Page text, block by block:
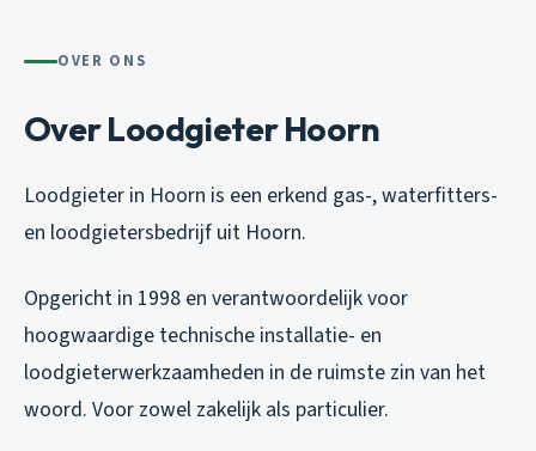
OVER ONS
Over Loodgieter Hoorn
Loodgieter in Hoorn is een erkend gas-, waterfitters-
en loodgietersbedrijf uit Hoorn.
Opgericht in 1998 en verantwoordelijk voor
hoogwaardige technische installatie- en
loodgieterwerkzaamheden in de ruimste zin van het
woord. Voor zowel zakelijk als particulier.